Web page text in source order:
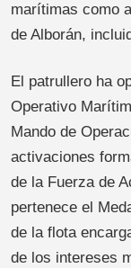
marítimas como
de Alborán,
El patrullero ha
Operativo
Mando de
activaciones
de la Fuerza de
pertenece el
de la flota
de los intereses